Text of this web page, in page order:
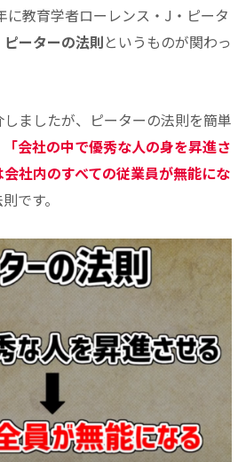
に教育学者ローレンス・J・ピータ
ピーターの法則というものが関わっ
ましたが、ピーターの法則を簡単
「会社の中で優秀な人の身を昇進さ
社内のすべての従業員が無能にな
です。